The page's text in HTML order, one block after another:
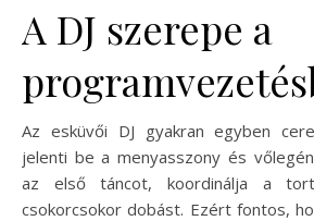
A DJ szerepe a
Az esküvői DJ gyakran egyben
jelenti be a menyasszony és
az első táncot, koordinálja a
csokorcsokor dobást. Ezért fontos,